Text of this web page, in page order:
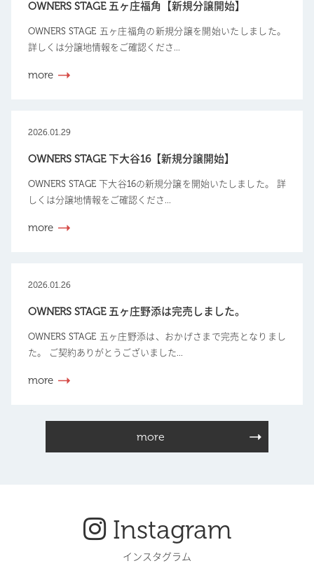
OWNERS STAGE 五ヶ庄福角【新規分譲開始】
OWNERS STAGE 五ヶ庄福角の新規分譲を開始いたしました。
詳しくは分譲地情報をご確認くださ...
more
2026.01.29
OWNERS STAGE 下大谷16【新規分譲開始】
OWNERS STAGE 下大谷16の新規分譲を開始いたしました。 詳
しくは分譲地情報をご確認くださ...
more
2026.01.26
OWNERS STAGE 五ヶ庄野添は完売しました。
OWNERS STAGE 五ヶ庄野添は、おかげさまで完売となりまし
た。 ご契約ありがとうございました...
more
more
Instagram
インスタグラム